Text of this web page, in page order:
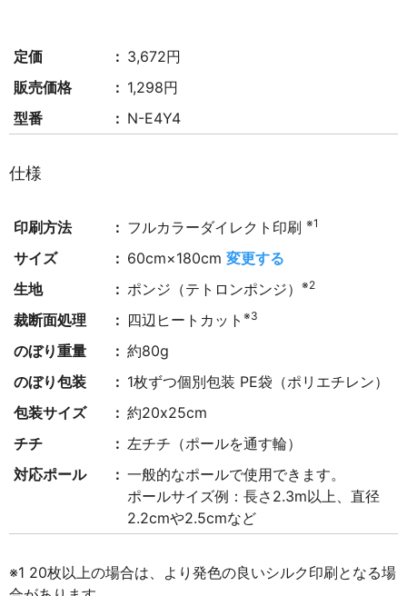
定価
3,672円
販売価格
1,298円
型番
N-E4Y4
仕様
印刷方法 フルカラーダイレクト印刷※1
サイズ 60cm×180cm変更する
生地
ポンジ（テトロンポンジ）※2
裁断面処理 四辺ヒートカット※3
のぼり重量
約80g
のぼり包装
1枚ずつ個別包装 PE袋（ポリエチレン）
包装サイズ
約20x25cm
チチ
左チチ（ポールを通す輪）
対応ポール
一般的なポールで使用できます。
ポールサイズ例：長さ2.3m以上、直径
2.2cmや2.5cmなど
※1 20枚以上の場合は、より発色の良いシルク印刷となる場